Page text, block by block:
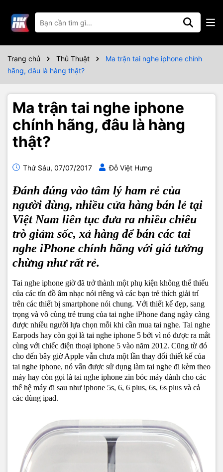
Trang chủ Thủ Thuật
Ma trận tai nghe iphone chính
hãng, đâu là hàng thật?
Ma trận tai nghe iphone
chính hãng, đâu là hàng
thật?
Thứ Sáu, 07/07/2017 Đỗ Việt Hưng
Đánh đúng vào tâm lý ham rẻ của
người dùng, nhiều cửa hàng bán lẻ tại
Việt Nam liên tục đưa ra nhiều chiêu
trò giảm sốc, xả hàng để bán các tai
nghe iPhone chính hãng với giá tưởng
chừng như rất rẻ.
Tai nghe iphone giờ đã trở thành một phụ kiện không thể thiếu
của các tín đồ âm nhạc nói riêng và các bạn trẻ thích giải trí
trên các thiết bị smartphone nói chung. Với thiết kế đẹp, sang
trọng và vô cùng trẻ trung của tai nghe iPhone đang ngày càng
được nhiều người lựa chọn mỗi khi cần mua tai nghe. Tai nghe
Earpods hay còn gọi là tai nghe iphone 5 bởi vì nó được ra mắt
cùng với chiếc điện thoại iphone 5 vào năm 2012. Cũng từ đó
cho đến bây giờ Apple vẫn chưa một lần thay đổi thiết kế của
tai nghe iphone, nó vẫn được sử dụng làm tai nghe đi kèm theo
máy hay còn gọi là tai nghe iphone zin bóc máy dành cho các
thế hệ máy đi sau như iphone 5s, 6, 6 plus, 6s, 6s plus và cả
các dùng ipad.